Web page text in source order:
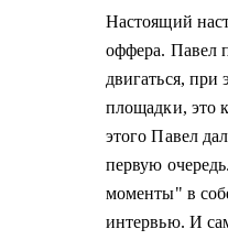
Настоящий
оффера. Павел
двигаться,
площадки, это
этого Павел
первую
моменты" в
интервью. И